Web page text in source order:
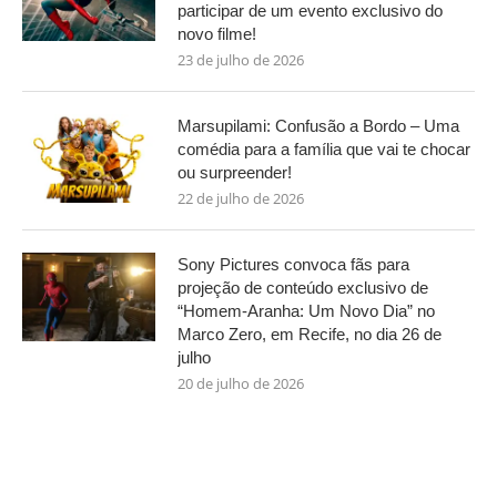
participar de um evento exclusivo do
novo filme!
23 de julho de 2026
Marsupilami: Confusão a Bordo – Uma
comédia para a família que vai te chocar
ou surpreender!
22 de julho de 2026
Sony Pictures convoca fãs para
projeção de conteúdo exclusivo de
“Homem-Aranha: Um Novo Dia” no
Marco Zero, em Recife, no dia 26 de
julho
20 de julho de 2026